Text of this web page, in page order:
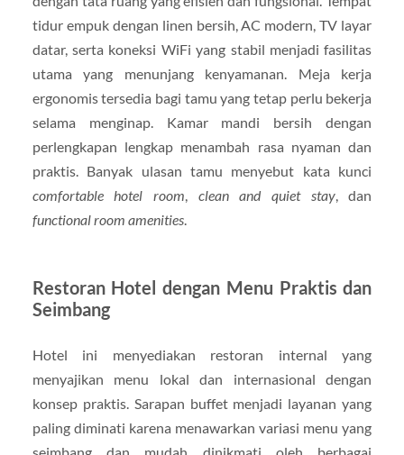
tidur empuk dengan linen bersih, AC modern, TV layar
datar, serta koneksi WiFi yang stabil menjadi fasilitas
utama yang menunjang kenyamanan. Meja kerja
ergonomis tersedia bagi tamu yang tetap perlu bekerja
selama menginap. Kamar mandi bersih dengan
perlengkapan lengkap menambah rasa nyaman dan
praktis. Banyak ulasan tamu menyebut kata kunci
comfortable hotel room, clean and quiet stay, dan
functional room amenities.
Restoran Hotel dengan Menu Praktis dan
Seimbang
Hotel ini menyediakan restoran internal yang
menyajikan menu lokal dan internasional dengan
konsep praktis. Sarapan buffet menjadi layanan yang
paling diminati karena menawarkan variasi menu yang